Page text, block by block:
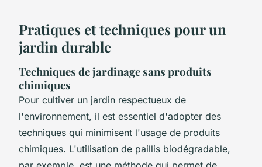
Pratiques et techniques pour un
jardin durable
Techniques de jardinage sans produits
chimiques
Pour cultiver un jardin respectueux de
l'environnement, il est essentiel d'adopter des
techniques qui minimisent l'usage de produits
chimiques. L'utilisation de paillis biodégradable,